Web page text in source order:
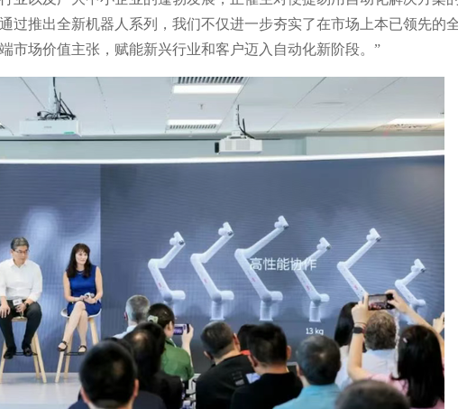
过推出全新机器人系列，我们不仅进一步夯实了在市场上本已领先的
市场价值主张，赋能新兴行业和客户迈入自动化新阶段。 ”